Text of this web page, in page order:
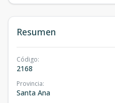
Resumen
Código:
2168
Provincia:
Santa Ana